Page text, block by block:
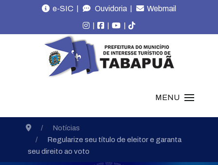
e-SIC | Ouvidoria | Webmail
| | |
MENU
Notícias
Regularize seu título de eleitor e garanta
seu direito ao voto